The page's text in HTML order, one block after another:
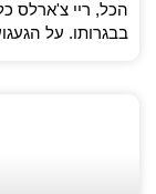
הכל, ריי צ'ארלס
בבגרותו. על